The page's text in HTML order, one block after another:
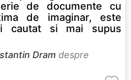
de documente cu
de imaginar, este
cautat si mai supus
Dram despre